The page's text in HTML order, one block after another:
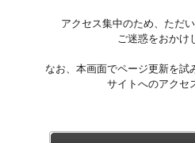
アクセス集中のため、ただ
ご迷惑をおかけ
なお、本画面でページ更新を
サイトへのアクセ